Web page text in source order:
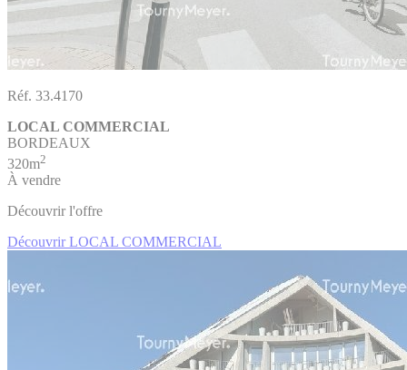
Réf. 33.4170
LOCAL COMMERCIAL
BORDEAUX
320m2
À vendre
Découvrir l'offre
Découvrir LOCAL COMMERCIAL